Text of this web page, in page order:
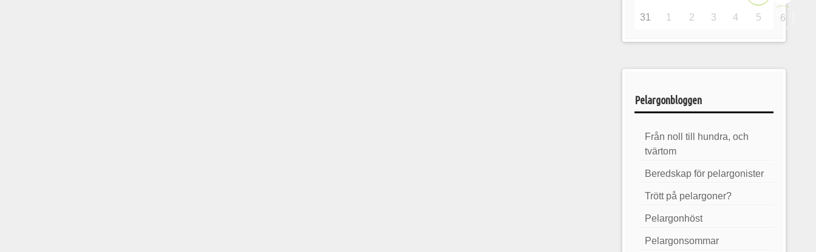
31 1 2 3 4 5 6
Pelargonbloggen
Från noll till hundra, och
tvärtom
Beredskap för pelargonister
Trött på pelargoner?
Pelargonhöst
Pelargonsommar